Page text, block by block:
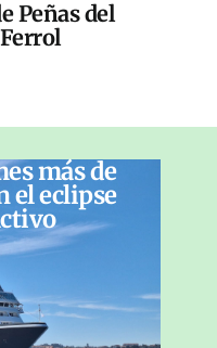
Peñas del
más de
el eclipse